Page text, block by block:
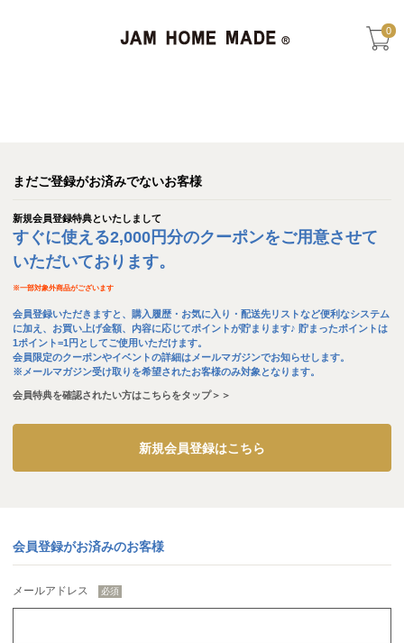
0
まだご登録がお済みでないお客様
新規会員登録特典といたしまして
すぐに使える2,000円分のクーポンをご用意させて
いただいております。
※一部対象外商品がございます
会員登録いただきますと、購入履歴・お気に入り・配送先リストなど便利なシステム
に加え、お買い上げ金額、内容に応じてポイントが貯まります♪ 貯まったポイントは
1ポイント=1円としてご使用いただけます。
会員限定のクーポンやイベントの詳細はメールマガジンでお知らせします。
※メールマガジン受け取りを希望されたお客様のみ対象となります。
会員特典を確認されたい方はこちらをタップ＞＞
新規会員登録はこちら
会員登録がお済みのお客様
メールアドレス